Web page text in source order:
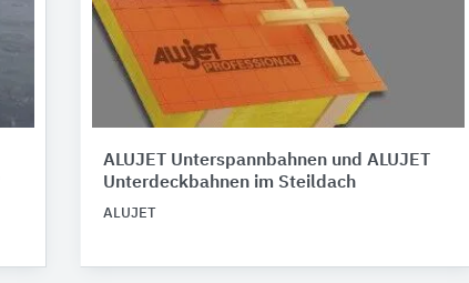
ALUJET Unterspannbahnen und ALUJET
Unterdeckbahnen im Steildach
ALUJET